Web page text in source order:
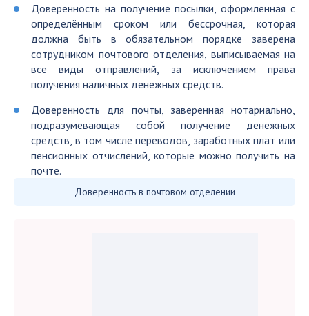
Доверенность на получение посылки, оформленная с
определённым сроком или бессрочная, которая
должна быть в обязательном порядке заверена
сотрудником почтового отделения, выписываемая на
все виды отправлений, за исключением права
получения наличных денежных средств.
Доверенность для почты, заверенная нотариально,
подразумевающая собой получение денежных
средств, в том числе переводов, заработных плат или
пенсионных отчислений, которые можно получить на
почте.
Доверенность в почтовом отделении